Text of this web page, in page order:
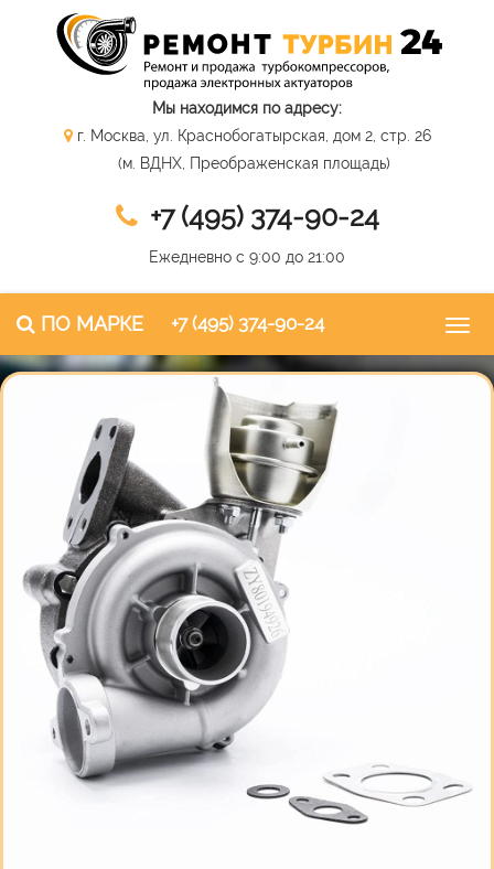
Мы находимся по адресу:
г. Москва, ул. Краснобогатырская, дом 2, стр. 26
(м. ВДНХ, Преображенская площадь)
+7 (495) 374-90-24
Ежедневно с 9:00 до 21:00
ПО МАРКЕ +7 (495) 374-90-24